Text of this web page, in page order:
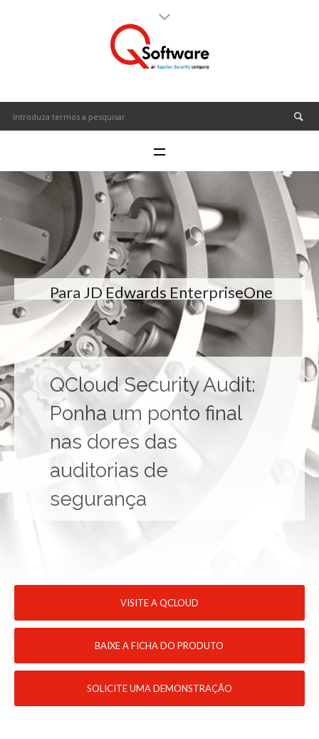
Para JD Edwards EnterpriseOne
QCloud Security Audit:
Ponha um ponto final
nas dores das
auditorias de
segurança
VISITE A QCLOUD
BAIXE A FICHA DO PRODUTO
SOLICITE UMA DEMONSTRAÇÃO